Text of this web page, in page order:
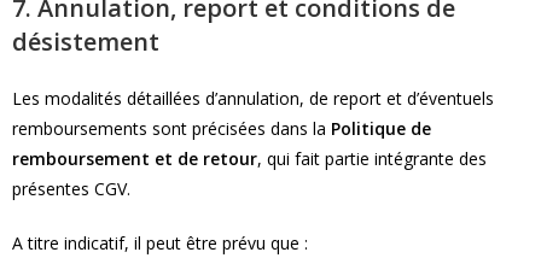
7. Annulation, report et conditions de
désistement
Les modalités détaillées d’annulation, de report et d’éventuels
remboursements sont précisées dans la Politique de
remboursement et de retour, qui fait partie intégrante des
présentes CGV.
A titre indicatif, il peut être prévu que :